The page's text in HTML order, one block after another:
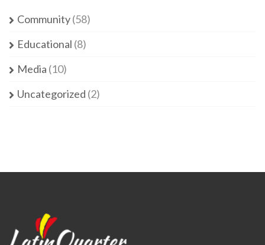
Community(58)
Educational (8)
Media (10)
Uncategorized (2)